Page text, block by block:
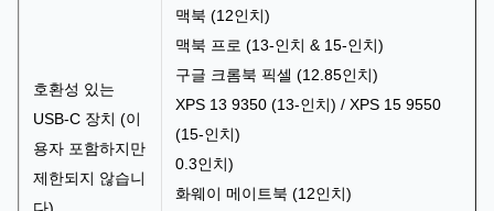
호환성 있는
USB-C 장치 (이
용자 포함하지만
제한되지 않습니
맥북 (12인치)
맥북 프로 (13-인치 & 15-인치)
구글 크롬북 픽셀 (12.85인치)
XPS 13 9350 (13-인치) / XPS 15 9550
(15-인치)
0.3인치)
화웨이 메이트북 (12인치)